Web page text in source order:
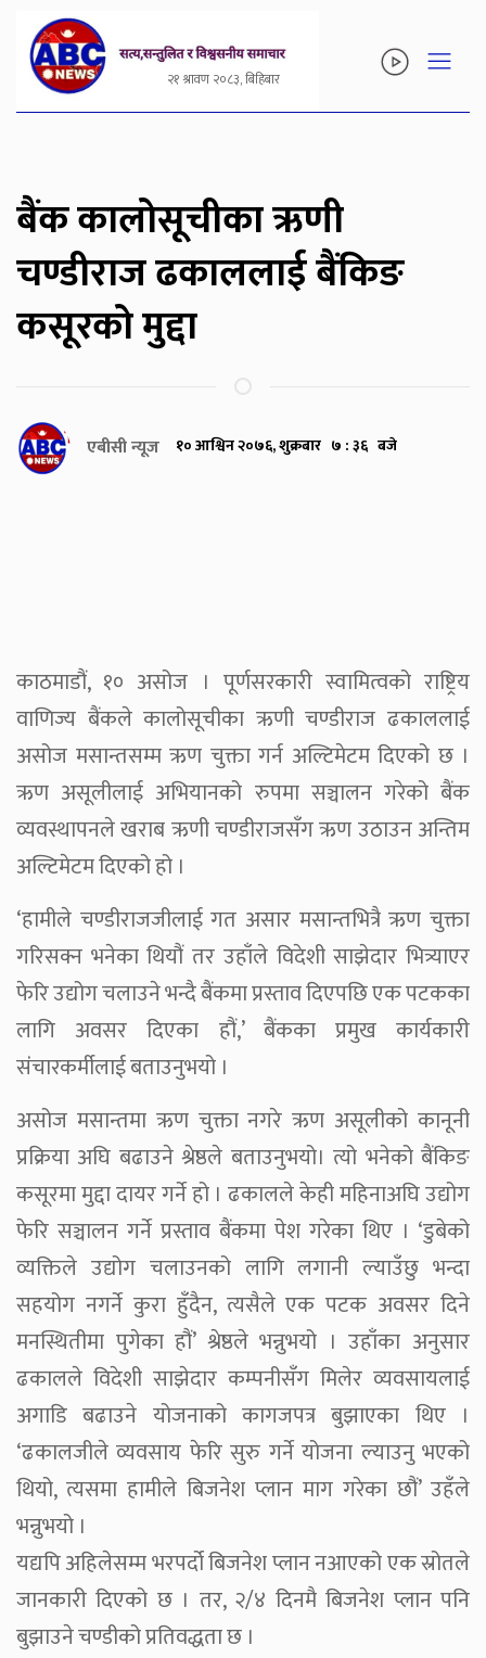
२१ श्रावण २०८३, बिहिबार
बैंक कालोसूचीका ऋणी
चण्डीराज ढकाललाई बैंकिङ
कसूरको मुद्दा
एबीसी न्यूज १० आश्विन २०७६, शुक्रबार ७ : ३६ बजे
काठमाडौं, १० असोज । पूर्णसरकारी स्वामित्वको राष्ट्रिय
वाणिज्य बैंकले कालोसूचीका ऋणी चण्डीराज ढकाललाई
असोज मसान्तसम्म ऋण चुक्ता गर्न अल्टिमेटम दिएको छ ।
ऋण असूलीलाई अभियानको रुपमा सञ्चालन गरेको बैंक
व्यवस्थापनले खराब ऋणी चण्डीराजसँग ऋण उठाउन अन्तिम
अल्टिमेटम दिएको हो ।
‘हामीले चण्डीराजजीलाई गत असार मसान्तभित्रै ऋण चुक्ता
गरिसक्न भनेका थियौं तर उहाँले विदेशी साझेदार भित्र्याएर
फेरि उद्योग चलाउने भन्दै बैंकमा प्रस्ताव दिएपछि एक पटकका
लागि अवसर दिएका हौं,’ बैंकका प्रमुख कार्यकारी
संंचारकर्मीलाई बताउनुभयो ।
असोज मसान्तमा ऋण चुक्ता नगरे ऋण असूलीको कानूनी
प्रक्रिया अघि बढाउने श्रेष्ठले बताउनुभयो। त्यो भनेको बैंकिङ
कसूरमा मुद्दा दायर गर्ने हो । ढकालले केही महिनाअघि उद्योग
फेरि सञ्चालन गर्ने प्रस्ताव बैंकमा पेश गरेका थिए । ‘डुबेको
व्यक्तिले उद्योग चलाउनको लागि लगानी ल्याउँछु भन्दा
सहयोग नगर्ने कुरा हुँदैन, त्यसैले एक पटक अवसर दिने
मनस्थितीमा पुगेका हौं’ श्रेष्ठले भन्नुभयो । उहाँका अनुसार
ढकालले विदेशी साझेदार कम्पनीसँग मिलेर व्यवसायलाई
अगाडि बढाउने योजनाको कागजपत्र बुझाएका थिए ।
‘ढकालजीले व्यवसाय फेरि सुरु गर्ने योजना ल्याउनु भएको
थियो, त्यसमा हामीले बिजनेश प्लान माग गरेका छौं’ उहँले
भन्नुभयो ।
यद्यपि अहिलेसम्म भरपर्दो बिजनेश प्लान नआएको एक स्रोतले
जानकारी दिएको छ । तर, २/४ दिनमै बिजनेश प्लान पनि
बुझाउने चण्डीको प्रतिवद्धता छ ।